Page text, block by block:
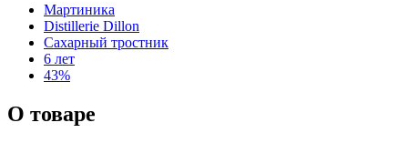
Мартиника
Distillerie Dillon
Сахарный тростник
6 лет
43%
О товаре